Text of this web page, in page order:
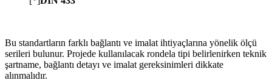
Bu standartların farklı bağlantı ve imalat ihtiyaçlarına yönelik ölçü
serileri bulunur. Projede kullanılacak rondela tipi belirlenirken teknik
şartname, bağlantı detayı ve imalat gereksinimleri dikkate
alınmalıdır.